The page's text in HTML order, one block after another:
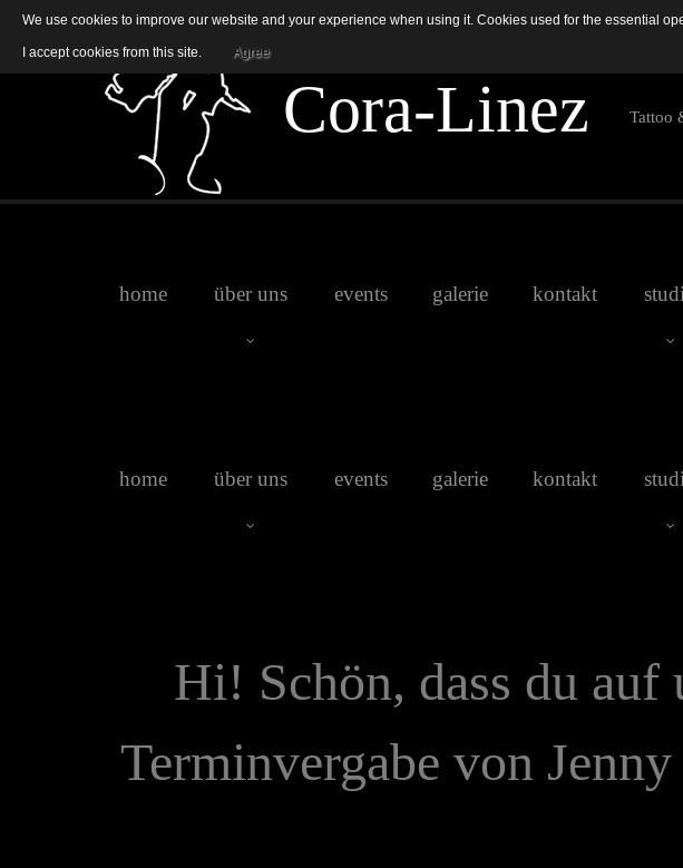
Cora-Linez Tattoo
home über uns
Jenny
events galerie kontakt
Studio
home über uns events galerie kontakt
Hi! Schön, dass du auf
Terminvergabe von Jenny
We use cookies to improve our website and your experience when using it. Cookies used for the essential
I accept cookies from this site. Agree